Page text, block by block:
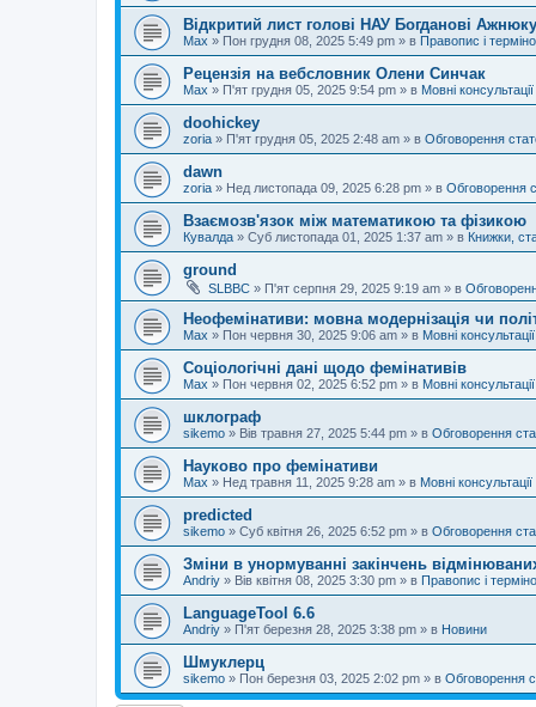
Відкритий лист голові НАУ Богданові
Max » Пон грудня 08, 2025 5:49 pm » в Правопис і
Рецензія на вебсловник Олени Синчак
Max » П'ят грудня 05, 2025 9:54 pm » в Мовні консультації
doohickey
zoria » П'ят грудня 05, 2025 2:48 am » в Обговорення
dawn
zoria » Нед листопада 09, 2025 6:28 pm » в Обговорення
Взаємозв'язок між математикою та фізикою
Кувалда » Суб листопада 01, 2025 1:37 am » в Книжки,
ground
SLBBC » П'ят серпня 29, 2025 9:19 am » в
Неофемінативи: мовна модернізація чи
Max » Пон червня 30, 2025 9:06 am » в Мовні консультації
Соціологічні дані щодо фемінативів
Max » Пон червня 02, 2025 6:52 pm » в Мовні консультації
шклограф
sikemo » Вів травня 27, 2025 5:44 pm » в Обговорення
Науково про фемінативи
Max » Нед травня 11, 2025 9:28 am » в Мовні консультації
predicted
sikemo » Суб квітня 26, 2025 6:52 pm » в Обговорення
Зміни в унормуванні закінчень
Andriy » Вів квітня 08, 2025 3:30 pm » в Правопис і
LanguageTool 6.6
Andriy » П'ят березня 28, 2025 3:38 pm » в Новини
Шмуклерц
sikemo » Пон березня 03, 2025 2:02 pm » в Обговорення